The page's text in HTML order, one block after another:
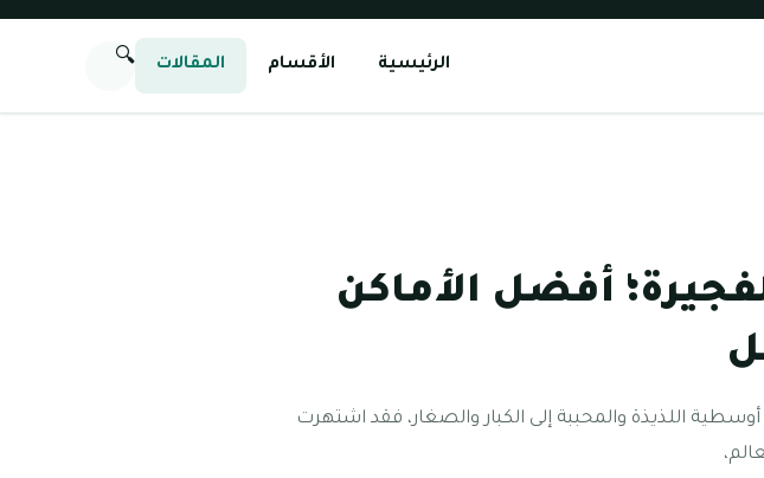
الرئيسية الأقسام المقالات 🔍
أفضل الأماكن
اللذيذة والمحببة إلى الكبار والصغار، فقد اشتهرت